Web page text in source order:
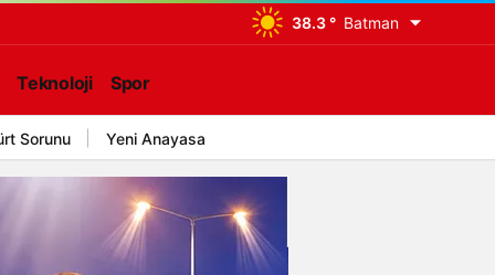
38.3 ° Batman
Teknoloji Spor
Sorunu Yeni Anayasa